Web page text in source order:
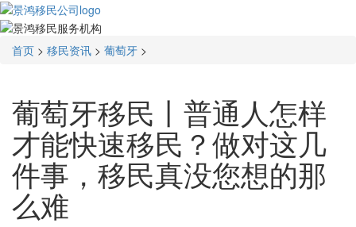
首页 > 移民资讯 > 葡萄牙 >
葡萄牙移民丨普通人怎样
才能快速移民？做对这几
件事，移民真没您想的那
么难